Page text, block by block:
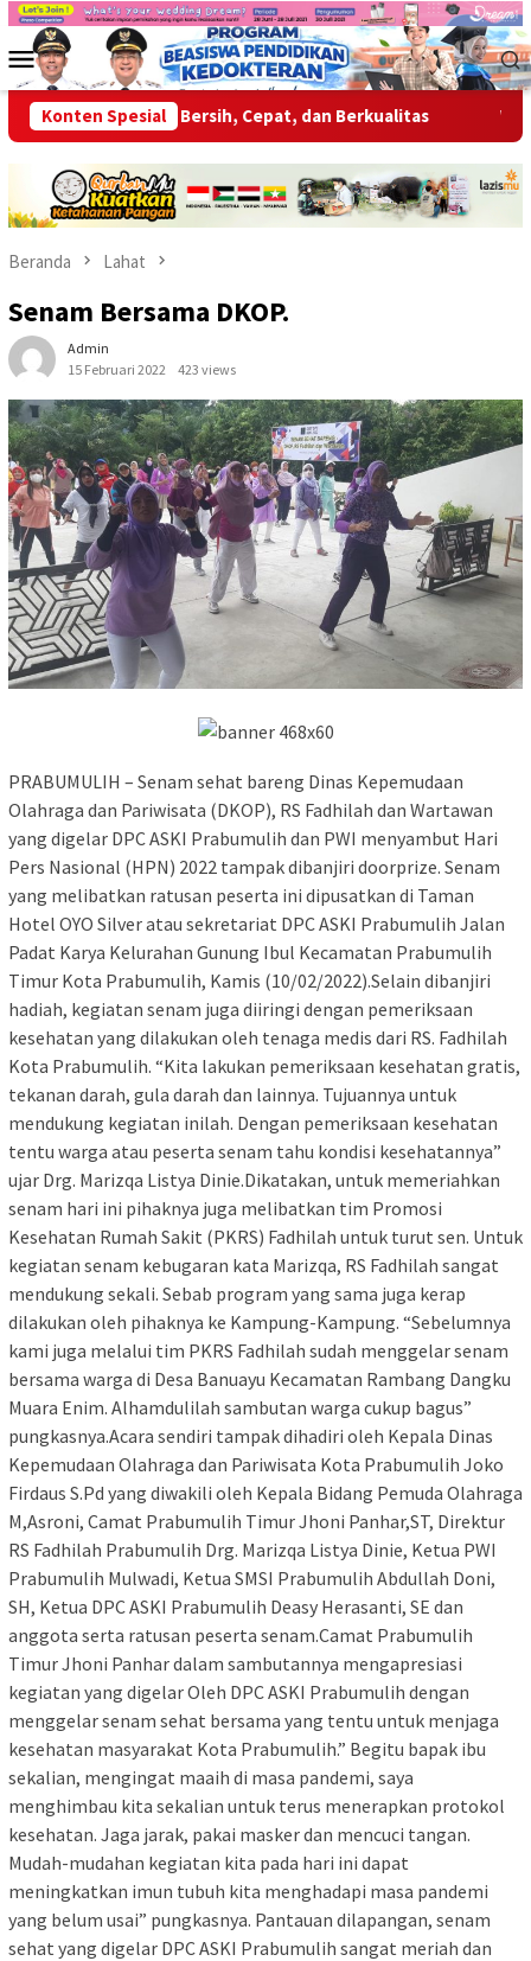
Loncat
kontenMenu
Mobile
Konten Spesial
Layanan Bersih, Cepat, dan Berkualitas Wabup OKU
Beranda Lahat
Senam Bersama DKOP.
Admin
15 Februari 2022
423 views
PRABUMULIH – Senam sehat bareng Dinas Kepemudaan
Olahraga dan Pariwisata (DKOP), RS Fadhilah dan Wartawan
yang digelar DPC ASKI Prabumulih dan PWI menyambut Hari
Pers Nasional (HPN) 2022 tampak dibanjiri doorprize. Senam
yang melibatkan ratusan peserta ini dipusatkan di Taman
Hotel OYO Silver atau sekretariat DPC ASKI Prabumulih Jalan
Padat Karya Kelurahan Gunung Ibul Kecamatan Prabumulih
Timur Kota Prabumulih, Kamis (10/02/2022).Selain dibanjiri
hadiah, kegiatan senam juga diiringi dengan pemeriksaan
kesehatan yang dilakukan oleh tenaga medis dari RS. Fadhilah
Kota Prabumulih. “Kita lakukan pemeriksaan kesehatan gratis,
tekanan darah, gula darah dan lainnya. Tujuannya untuk
mendukung kegiatan inilah. Dengan pemeriksaan kesehatan
tentu warga atau peserta senam tahu kondisi kesehatannya”
ujar Drg. Marizqa Listya Dinie.Dikatakan, untuk memeriahkan
senam hari ini pihaknya juga melibatkan tim Promosi
Kesehatan Rumah Sakit (PKRS) Fadhilah untuk turut sen. Untuk
kegiatan senam kebugaran kata Marizqa, RS Fadhilah sangat
mendukung sekali. Sebab program yang sama juga kerap
dilakukan oleh pihaknya ke Kampung-Kampung. “Sebelumnya
kami juga melalui tim PKRS Fadhilah sudah menggelar senam
bersama warga di Desa Banuayu Kecamatan Rambang Dangku
Muara Enim. Alhamdulilah sambutan warga cukup bagus”
pungkasnya.Acara sendiri tampak dihadiri oleh Kepala Dinas
Kepemudaan Olahraga dan Pariwisata Kota Prabumulih Joko
Firdaus S.Pd yang diwakili oleh Kepala Bidang Pemuda Olahraga
M,Asroni, Camat Prabumulih Timur Jhoni Panhar,ST, Direktur
RS Fadhilah Prabumulih Drg. Marizqa Listya Dinie, Ketua PWI
Prabumulih Mulwadi, Ketua SMSI Prabumulih Abdullah Doni,
SH, Ketua DPC ASKI Prabumulih Deasy Herasanti, SE dan
anggota serta ratusan peserta senam.Camat Prabumulih
Timur Jhoni Panhar dalam sambutannya mengapresiasi
kegiatan yang digelar Oleh DPC ASKI Prabumulih dengan
menggelar senam sehat bersama yang tentu untuk menjaga
kesehatan masyarakat Kota Prabumulih.” Begitu bapak ibu
sekalian, mengingat maaih di masa pandemi, saya
menghimbau kita sekalian untuk terus menerapkan protokol
kesehatan. Jaga jarak, pakai masker dan mencuci tangan.
Mudah-mudahan kegiatan kita pada hari ini dapat
meningkatkan imun tubuh kita menghadapi masa pandemi
yang belum usai” pungkasnya. Pantauan dilapangan, senam
sehat yang digelar DPC ASKI Prabumulih sangat meriah dan